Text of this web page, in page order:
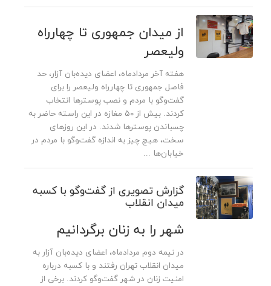
از میدان جمهوری تا چهارراه
ولیعصر
هفته آخر مردادماه، اعضای دیده‌بان آزار، حد
فاصل جمهوری تا چهارراه ولیعصر را برای
گفت‌وگو با مردم و نصب پوسترها انتخاب
کردند. بیش از ۵۰ مغازه در این راسته حاضر به
چسباندن پوسترها شدند. در این روزهای
سخت، هیچ چیز به اندازه گفت‌وگو با مردم در
خیابان‌ها ...
گزارش تصویری از گفت‌وگو با کسبه
میدان انقلاب
شهر را به زنان برگردانیم
در نیمه دوم مردادماه، اعضای دیده‌بان آزار به
میدان انقلاب تهران رفتند و با کسبه درباره
امنیت زنان در شهر گفت‌و‌گو کردند. برخی از